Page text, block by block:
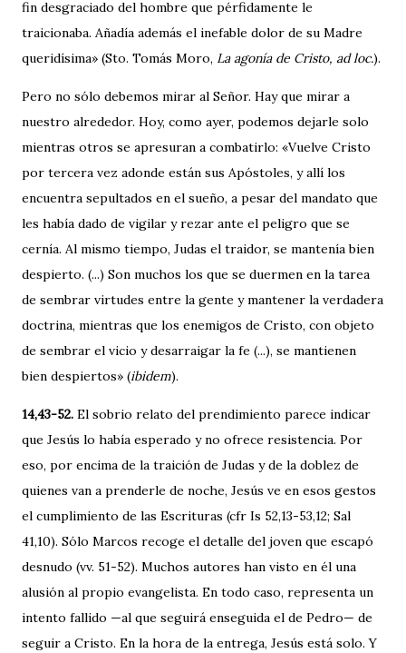
fin desgraciado del hombre que pérfidamente le
traicionaba. Añadía además el inefable dolor de su Madre
queridísima» (Sto. Tomás Moro, La agonía de Cristo, ad loc.).
Pero no sólo debemos mirar al Señor. Hay que mirar a
nuestro alrededor. Hoy, como ayer, podemos dejarle solo
mientras otros se apresuran a combatirlo: «Vuelve Cristo
por tercera vez adonde están sus Apóstoles, y allí los
encuentra sepultados en el sueño, a pesar del mandato que
les había dado de vigilar y rezar ante el peligro que se
cernía. Al mismo tiempo, Judas el traidor, se mantenía bien
despierto. (...) Son muchos los que se duermen en la tarea
de sembrar virtudes entre la gente y mantener la verdadera
doctrina, mientras que los enemigos de Cristo, con objeto
de sembrar el vicio y desarraigar la fe (...), se mantienen
bien despiertos» (ibidem).
14,43-52. El sobrio relato del prendimiento parece indicar
que Jesús lo había esperado y no ofrece resistencia. Por
eso, por encima de la traición de Judas y de la doblez de
quienes van a prenderle de noche, Jesús ve en esos gestos
el cumplimiento de las Escrituras (cfr Is 52,13-53,12; Sal
41,10). Sólo Marcos recoge el detalle del joven que escapó
desnudo (vv. 51-52). Muchos autores han visto en él una
alusión al propio evangelista. En todo caso, representa un
intento fallido —al que seguirá enseguida el de Pedro— de
seguir a Cristo. En la hora de la entrega, Jesús está solo. Y